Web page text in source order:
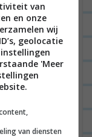
ansjovis
een Caesar
gekocht? 😀
op de
schreef?
van
en onze
wij
geolocatie
'Meer
van diensten